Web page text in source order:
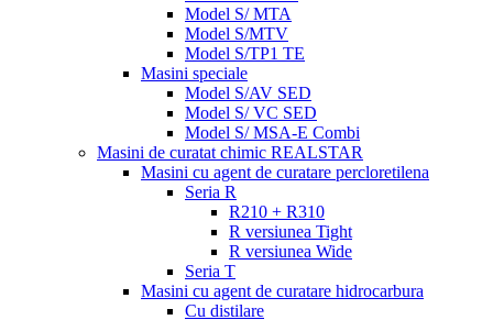
Model S/ MTA
Model S/MTV
Model S/TP1 TE
Masini speciale
Model S/AV SED
Model S/ VC SED
Model S/ MSA-E Combi
Masini de curatat chimic REALSTAR
Masini cu agent de curatare percloretilena
Seria R
R210 + R310
R versiunea Tight
R versiunea Wide
Seria T
Masini cu agent de curatare hidrocarbura
Cu distilare